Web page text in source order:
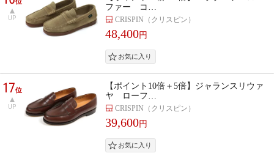
UP
ファー コ…
CRISPIN（クリスピン）
48,400円
17位
UP
【ポイント10倍＋5倍】ジャランスリウァ
ヤ ローフ…
CRISPIN（クリスピン）
39,600円